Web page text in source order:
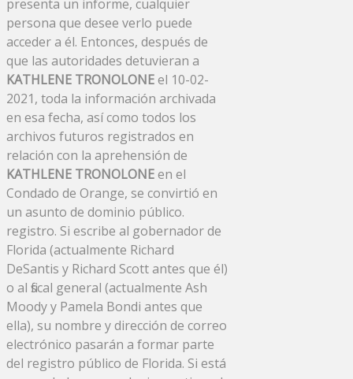
presenta un informe, cualquier
persona que desee verlo puede
acceder a él. Entonces, después de
que las autoridades detuvieran a
KATHLENE TRONOLONEel 10-02-
2021, toda la información archivada
en esa fecha, así como todos los
archivos futuros registrados en
relación con la aprehensión de
KATHLENE TRONOLONEen el
Condado de Orange, se convirtió en
un asunto de dominio público.
registro. Si escribe al gobernador de
Florida (actualmente Richard
DeSantis y Richard Scott antes que él)
o al fiscal general (actualmente Ash
Moody y Pamela Bondi antes que
ella), su nombre y dirección de correo
electrónico pasarán a formar parte
del registro público de Florida. Si está